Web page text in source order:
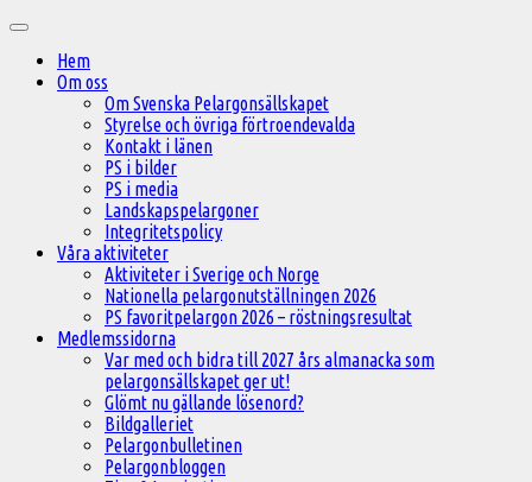
innehåll
Huvudmeny
Hem
Om oss
Om Svenska Pelargonsällskapet
Styrelse och övriga förtroendevalda
Kontakt i länen
PS i bilder
PS i media
Landskapspelargoner
Integritetspolicy
Våra aktiviteter
Aktiviteter i Sverige och Norge
Nationella pelargonutställningen 2026
PS favoritpelargon 2026 – röstningsresultat
Medlemssidorna
Var med och bidra till 2027 års almanacka som
pelargonsällskapet ger ut!
Glömt nu gällande lösenord?
Bildgalleriet
Pelargonbulletinen
Pelargonbloggen